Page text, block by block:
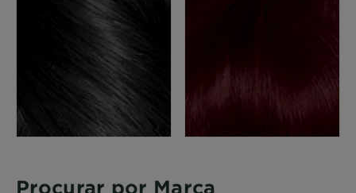
Procurar por Marca